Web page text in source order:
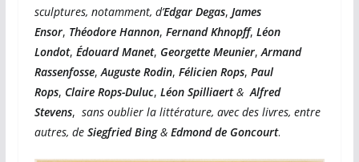
sculptures, notamment, d’Edgar Degas, James
Ensor, Théodore Hannon, Fernand Khnopff, Léon
Londot, Édouard Manet, Georgette Meunier, Armand
Rassenfosse, Auguste Rodin, Félicien Rops, Paul
Rops, Claire Rops-Duluc, Léon Spilliaert & Alfred
Stevens, sans oublier la littérature, avec des livres, entre
autres, de Siegfried Bing& Edmond de Goncourt.